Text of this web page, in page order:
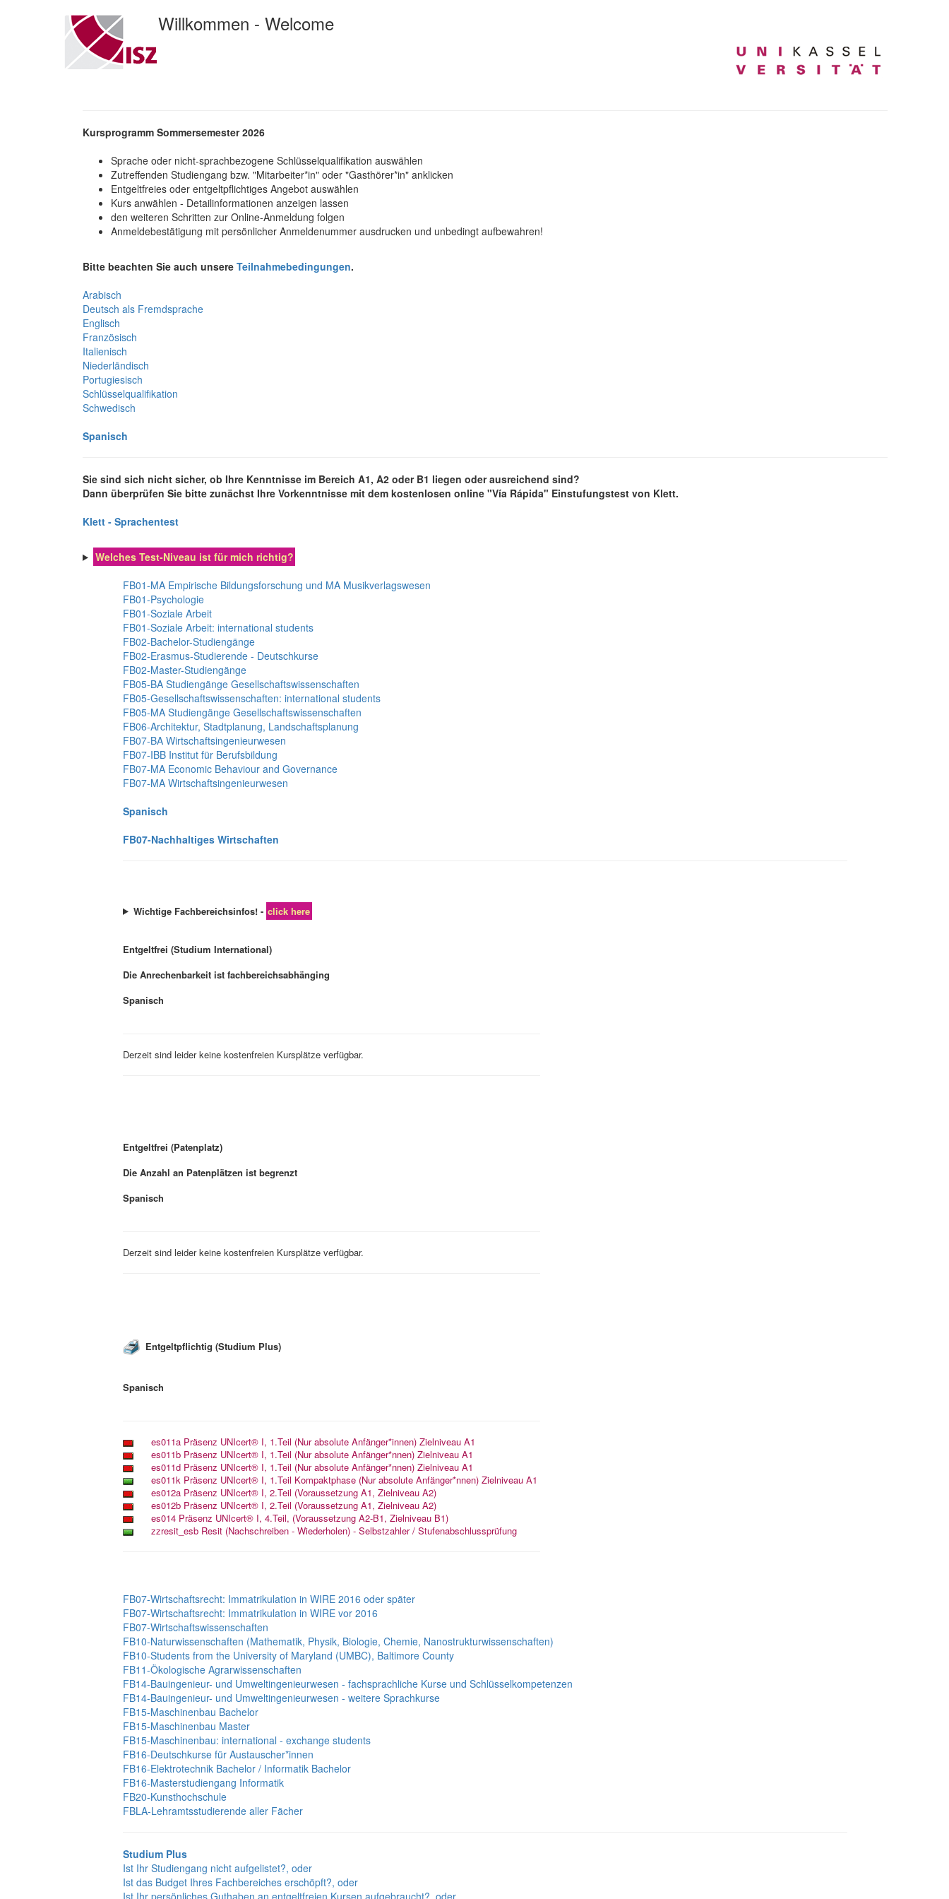
Willkommen - Welcome
Kursprogramm Sommersemester 2026
Sprache oder nicht-sprachbezogene Schlüsselqualifikation auswählen
Zutreffenden Studiengang bzw. "Mitarbeiter*in" oder "Gasthörer*in" anklicken
Entgeltfreies oder entgeltpflichtiges Angebot auswählen
Kurs anwählen - Detailinformationen anzeigen lassen
den weiteren Schritten zur Online-Anmeldung folgen
Anmeldebestätigung mit persönlicher Anmeldenummer ausdrucken und unbedingt aufbewahren!
Bitte beachten Sie auch unsere Teilnahmebedingungen.
Arabisch
Deutsch als Fremdsprache
Englisch
Französisch
Italienisch
Niederländisch
Portugiesisch
Schlüsselqualifikation
Schwedisch
Spanisch
Sie sind sich nicht sicher, ob Ihre Kenntnisse im Bereich A1, A2 oder B1 liegen oder ausreichend sind?
Dann überprüfen Sie bitte zunächst Ihre Vorkenntnisse mit dem kostenlosen online "Vía Rápida" Einstufungstest von Klett.
Klett - Sprachentest
Welches Test-Niveau ist für mich richtig?
FB01-MA Empirische Bildungsforschung und MA Musikverlagswesen
FB01-Psychologie
FB01-Soziale Arbeit
FB01-Soziale Arbeit: international students
FB02-Bachelor-Studiengänge
FB02-Erasmus-Studierende - Deutschkurse
FB02-Master-Studiengänge
FB05-BA Studiengänge Gesellschaftswissenschaften
FB05-Gesellschaftswissenschaften: international students
FB05-MA Studiengänge Gesellschaftswissenschaften
FB06-Architektur, Stadtplanung, Landschaftsplanung
FB07-BA Wirtschaftsingenieurwesen
FB07-IBB Institut für Berufsbildung
FB07-MA Economic Behaviour and Governance
FB07-MA Wirtschaftsingenieurwesen
Spanisch
FB07-Nachhaltiges Wirtschaften
Wichtige Fachbereichsinfos! - click here
Entgeltfrei (Studium International)
Die Anrechenbarkeit ist fachbereichsabhänging
Spanisch
Derzeit sind leider keine kostenfreien Kursplätze verfügbar.
Entgeltfrei (Patenplatz)
Die Anzahl an Patenplätzen ist begrenzt
Spanisch
Derzeit sind leider keine kostenfreien Kursplätze verfügbar.
Entgeltpflichtig (Studium Plus)
Spanisch
FB07-Wirtschaftsrecht: Immatrikulation in WIRE 2016 oder später
FB07-Wirtschaftsrecht: Immatrikulation in WIRE vor 2016
FB07-Wirtschaftswissenschaften
FB10-Naturwissenschaften (Mathematik, Physik, Biologie, Chemie, Nanostrukturwissenschaften)
FB10-Students from the University of Maryland (UMBC), Baltimore County
FB11-Ökologische Agrarwissenschaften
FB14-Bauingenieur- und Umweltingenieurwesen - fachsprachliche Kurse und Schlüsselkompetenzen
FB14-Bauingenieur- und Umweltingenieurwesen - weitere Sprachkurse
FB15-Maschinenbau Bachelor
FB15-Maschinenbau Master
FB15-Maschinenbau: international - exchange students
FB16-Deutschkurse für Austauscher*innen
FB16-Elektrotechnik Bachelor / Informatik Bachelor
FB16-Masterstudiengang Informatik
FB20-Kunsthochschule
FBLA-Lehramtsstudierende aller Fächer
Studium Plus
Ist Ihr Studiengang nicht aufgelistet?, oder
Ist das Budget Ihres Fachbereiches erschöpft?, oder
Ist Ihr persönliches Guthaben an entgeltfreien Kursen aufgebraucht?, oder